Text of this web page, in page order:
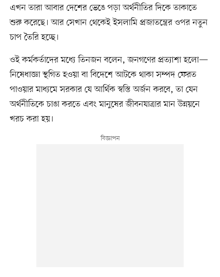
এখন তারা আবার দেশের ভেঙে পড়া অর্থনীতির দিকে তাকাতে
শুরু করেছে। আর সেখান থেকেই ইসলামি প্রজাতন্ত্রের ওপর নতুন
চাপ তৈরি হচ্ছে।
ওই কর্মকর্তাদের মধ্যে তিনজন বলেন, জনগণের প্রত্যাশা হলো—
নিষেধাজ্ঞা স্থগিত হওয়া বা বিদেশে আটকে থাকা সম্পদ ফেরত
পাওয়ার মাধ্যমে সরকার যে আর্থিক স্বস্তি অর্জন করবে, তা যেন
অর্থনীতিকে চাঙা করতে এবং মানুষের জীবনযাত্রার মান উন্নয়নে
খরচ করা হয়।